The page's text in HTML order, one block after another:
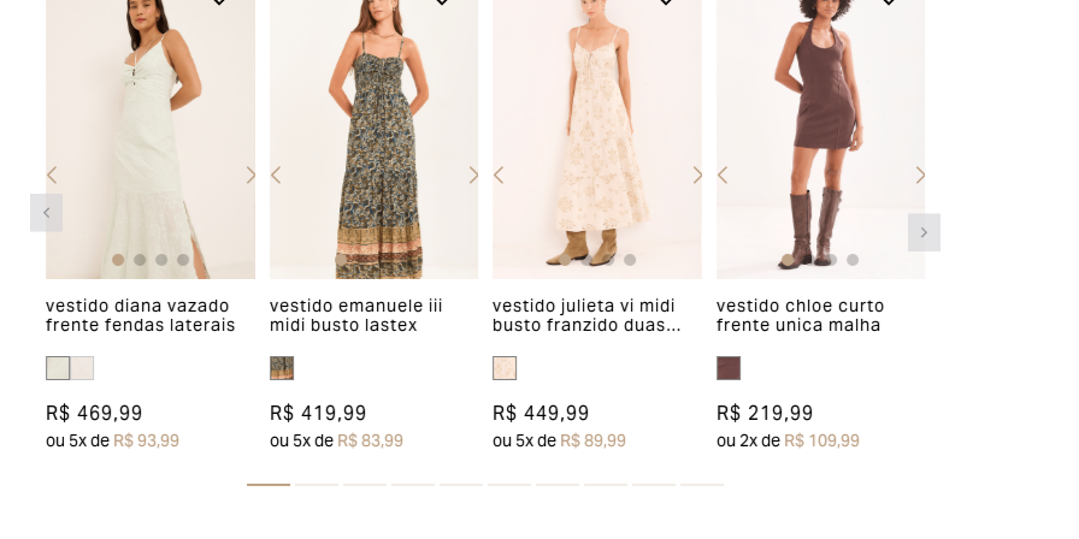
em até 03 (três) dias após a entrada e
conferência do produto em nossa fábrica,
clique aqui e fique por dentro dos prazos
de acordo com a opção de pagamento
escolhida.
Para acessar o troque fácil, clique aqui e
opte pela opção “devolver”.
OBS.: a restituição do valor do frete será
paga proporcionalmente ao número de
Descontos e promoções
Caso tenha adquirido o produto com algum
vestido diana vazado
frente fendas laterais
R$ 469,99
ou5x deR$ 93,99
vestido emanuele iii
midi busto lastex
R$ 419,99
ou5x deR$ 83,99
vestido julieta vi midi
busto franzido duas
marias
R$ 449,99
ou5x deR$ 89,99
vestido chloe curto
frente unica malha
R$ 219,99
ou2x deR$ 109,99